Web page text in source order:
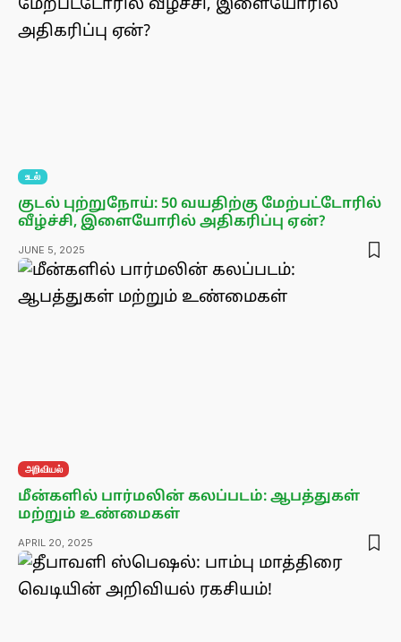
உடல்
குடல் புற்றுநோய்: 50 வயதிற்கு மேற்பட்டோரில்
வீழ்ச்சி, இளையோரில் அதிகரிப்பு ஏன்?
JUNE 5, 2025
அறிவியல்
மீன்களில் பார்மலின் கலப்படம்: ஆபத்துகள்
மற்றும் உண்மைகள்
APRIL 20, 2025